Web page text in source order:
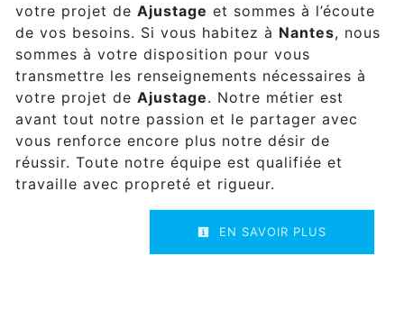
votre projet de Ajustage et sommes à l’écoute
de vos besoins. Si vous habitez à Nantes, nous
sommes à votre disposition pour vous
transmettre les renseignements nécessaires à
votre projet de Ajustage. Notre métier est
avant tout notre passion et le partager avec
vous renforce encore plus notre désir de
réussir. Toute notre équipe est qualifiée et
travaille avec propreté et rigueur.
EN SAVOIR PLUS